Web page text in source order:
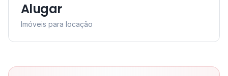
Alugar
Imóveis para locação